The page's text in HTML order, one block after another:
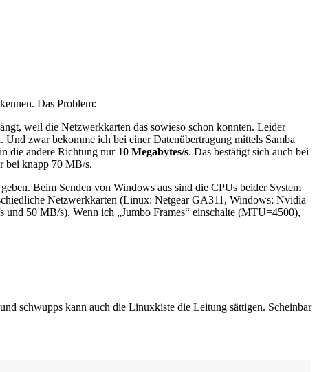
Das Problem:
weil die Netzwerkkarten das sowieso schon konnten. Leider
Und zwar bekomme ich bei einer Datenübertragung mittels Samba
die andere Richtung nur 10 Megabytes/s. Das bestätigt sich auch bei
bei knapp 70 MB/s.
Beim Senden von Windows aus sind die CPUs beider System
Netzwerkkarten (Linux: Netgear GA311, Windows: Nvidia
und 50 MB/s). Wenn ich „Jumbo Frames“ einschalte (MTU=4500),
schwupps kann auch die Linuxkiste die Leitung sättigen. Scheinbar